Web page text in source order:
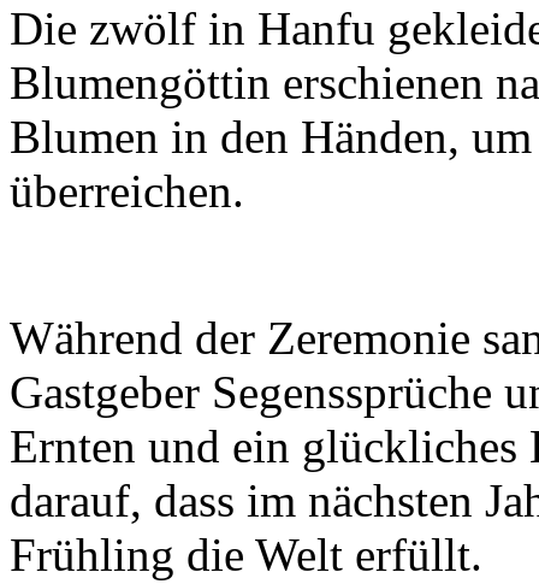
Die zwölf in Hanfu
Blumengöttin erschienen
Blumen in den Händen,
überreichen.
Während der Zeremonie
Gastgeber Segenssprüche
Ernten und ein glückliches
darauf, dass im nächsten
Frühling die Welt erfüllt.